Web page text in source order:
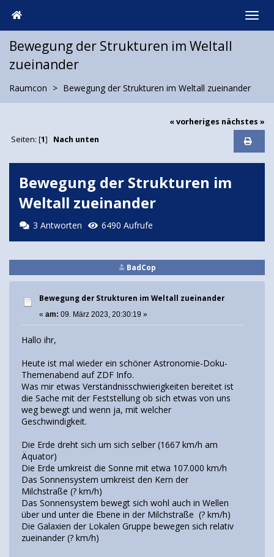
Bewegung der Strukturen im Weltall
zueinander
Raumcon Bewegung der Strukturen im Weltall zueinander
« vorheriges nächstes »
Seiten: [1] Nach unten
Bewegung der Strukturen im
Weltall zueinander
3 Antworten 6490 Aufrufe
BadCop
Bewegung der Strukturen im Weltall zueinander
« am: 09. März 2023, 20:30:19 »
Hallo ihr,
Heute ist mal wieder ein schöner Astronomie-Doku-
Themenabend auf ZDF Info.
Was mir etwas Verständnisschwierigkeiten bereitet ist
die Sache mit der Feststellung ob sich etwas von uns
weg bewegt und wenn ja, mit welcher
Geschwindigkeit.
Die Erde dreht sich um sich selber (1667 km/h am
Äquator)
Die Erde umkreist die Sonne mit etwa 107.000 km/h
Das Sonnensystem umkreist den Kern der
Milchstraße (? km/h)
Das Sonnensystem bewegt sich wohl auch in Wellen
über und unter die Ebene in der Milchstraße (? km/h)
Die Galaxien der Lokalen Gruppe bewegen sich relativ
zueinander (? km/h)